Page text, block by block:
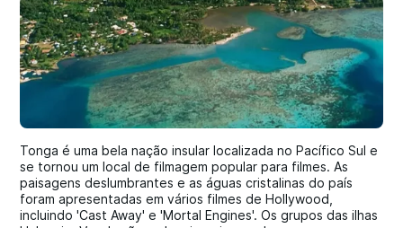
Tonga é uma bela nação insular localizada no Pacífico Sul e
se tornou um local de filmagem popular para filmes. As
paisagens deslumbrantes e as águas cristalinas do país
foram apresentadas em vários filmes de Hollywood,
incluindo 'Cast Away' e 'Mortal Engines'. Os grupos das ilhas